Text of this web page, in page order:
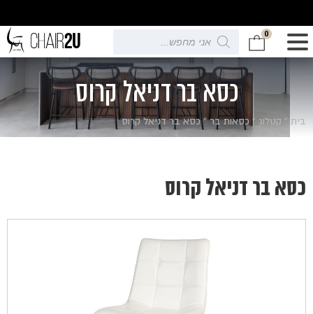
0
Products
search
כסא בר דניאל קרוס
בית » קטלוג » כסאות בר»כסא בר דניאל קרוס
כסא בר דניאל קרוס